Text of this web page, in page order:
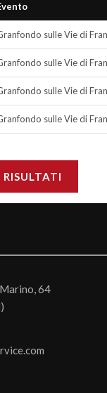
sulle Vie di
sulle Vie di
sulle Vie di
sulle Vie di
64